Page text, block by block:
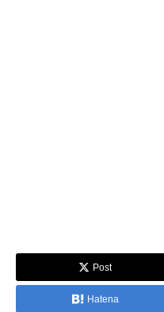
Post
Hatena